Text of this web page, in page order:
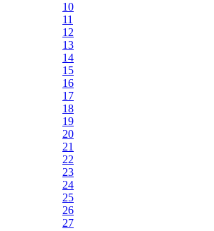
10
11
12
13
14
15
16
17
18
19
20
21
22
23
24
25
26
27